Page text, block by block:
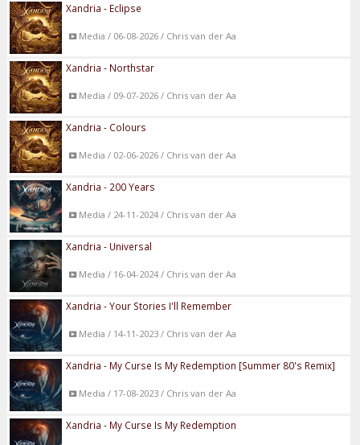
Xandria - Eclipse
Media / 06-08-2026 / Chris van der Aa
Xandria - Northstar
Media / 09-07-2026 / Chris van der Aa
Xandria - Colours
Media / 02-06-2026 / Chris van der Aa
Xandria - 200 Years
Media / 24-11-2024 / Chris van der Aa
Xandria - Universal
Media / 16-04-2024 / Chris van der Aa
Xandria - Your Stories I'll Remember
Media / 14-11-2023 / Chris van der Aa
Xandria - My Curse Is My Redemption [Summer 80's Remix]
Media / 17-08-2023 / Chris van der Aa
Xandria - My Curse Is My Redemption